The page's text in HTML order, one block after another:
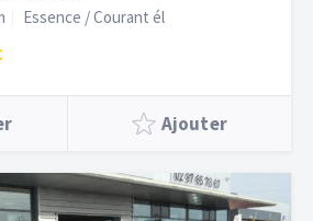
Essence / Courant él
Ajouter